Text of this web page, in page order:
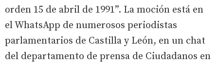
orden 15 de abril de 1991”. La moción está en
el WhatsApp de numerosos periodistas
parlamentarios de Castilla y León, en un chat
del departamento de prensa de Ciudadanos en